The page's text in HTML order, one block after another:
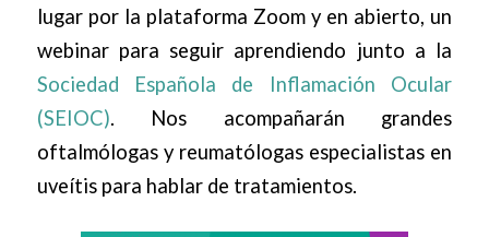
lugar por la plataforma Zoom y en abierto, un
webinar para seguir aprendiendo junto a la
Sociedad Española de Inflamación Ocular
(SEIOC). Nos acompañarán grandes
oftalmólogas y reumatólogas especialistas en
uveítis para hablar de tratamientos.